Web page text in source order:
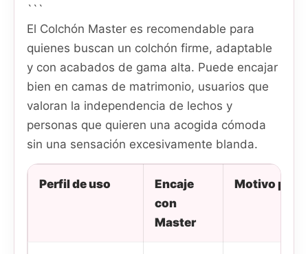
```
El Colchón Master es recomendable para
quienes buscan un colchón firme, adaptable
y con acabados de gama alta. Puede encajar
bien en camas de matrimonio, usuarios que
valoran la independencia de lechos y
personas que quieren una acogida cómoda
sin una sensación excesivamente blanda.
Perfil de uso
Encaje
con
Master
Motivo